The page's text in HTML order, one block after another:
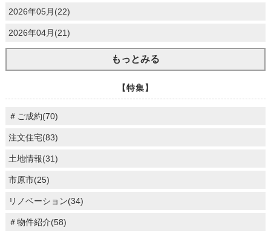
2026年05月(22)
2026年04月(21)
もっとみる
【特集】
＃ご成約(70)
注文住宅(83)
土地情報(31)
市原市(25)
リノベーション(34)
＃物件紹介(58)